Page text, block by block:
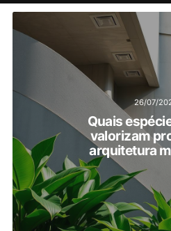
26/07/
Quais
valorizam
arquitetura